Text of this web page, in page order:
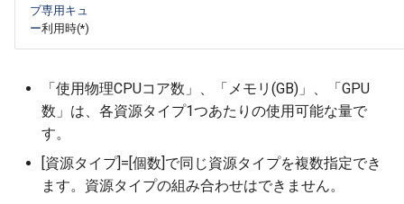
ブ専用キュ
ー利用時(*)
「使用物理CPUコア数」、「メモリ(GB)」、「GPU
数」は、各資源タイプ1つあたりの使用可能な量で
す。
[資源タイプ]=[個数]で同じ資源タイプを複数指定でき
ます。資源タイプの組み合わせはできません。